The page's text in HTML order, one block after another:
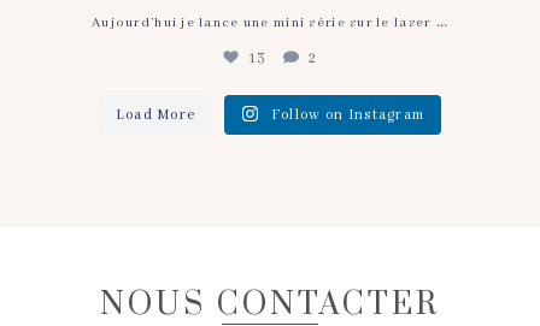
Aujourd’hui je lance une mini série sur le laser …
13 2
Load More Follow on Instagram
NOUS CONTACTER